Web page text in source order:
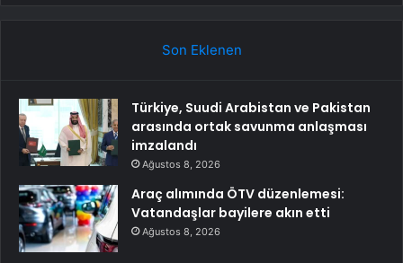
Son Eklenen
Türkiye, Suudi Arabistan ve Pakistan
arasında ortak savunma anlaşması
imzalandı
Ağustos 8, 2026
Araç alımında ÖTV düzenlemesi:
Vatandaşlar bayilere akın etti
Ağustos 8, 2026